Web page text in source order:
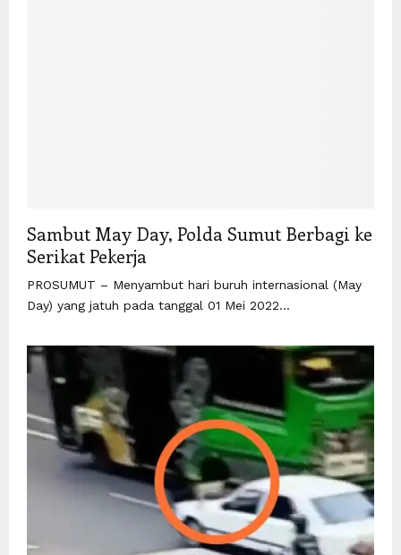
Sambut May Day, Polda Sumut Berbagi ke
Serikat Pekerja
PROSUMUT – Menyambut hari buruh internasional (May
Day) yang jatuh pada tanggal 01 Mei 2022...